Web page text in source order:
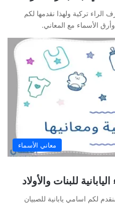
تركية ولهذا نقدمها لكم
الأسماء مع المعاني.
معاني الأسماء
للبنات والأولاد
لكم اسامي يابانية للصبيان